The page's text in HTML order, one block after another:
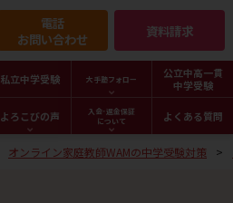
電話
お問い合わせ
資料請求
私立中学受験 大手塾フォロー
公立中高一貫
中学受験
よろこびの声
入会･返金保証
について
よくある質問
オンライン家庭教師WAMの中学受験対策